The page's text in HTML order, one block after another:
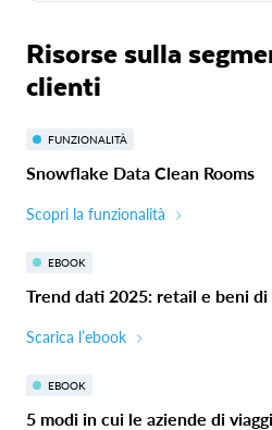
Risorse sulla
clienti
FUNZIONALITÀ
Snowflake Data Clean Rooms
Scopri la funzionalità
EBOOK
Trend dati 2025: retail e beni di
Scarica l’ebook
EBOOK
5 modi in cui le aziende di